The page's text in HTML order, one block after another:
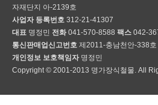
자재단지 아-2139호
사업자 등록번호 312-21-41307
대표 명정민 전화 041-570-8588 팩스 042-
통신판매업신고번호 제2011-충남천안-338호
개인정보 보호책임자 명정민
Copyright © 2001-2013 명가장식철물. All